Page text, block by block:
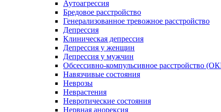
Аутоагрессия
Бредовое расстройство
Генерализованное тревожное расстройство
Депрессия
Клиническая депрессия
Депрессия у женщин
Депрессия у мужчин
Обсессивно-компульсивное расстройство
Навязчивые состояния
Неврозы
Неврастения
Невротические состояния
Нервная анорексия